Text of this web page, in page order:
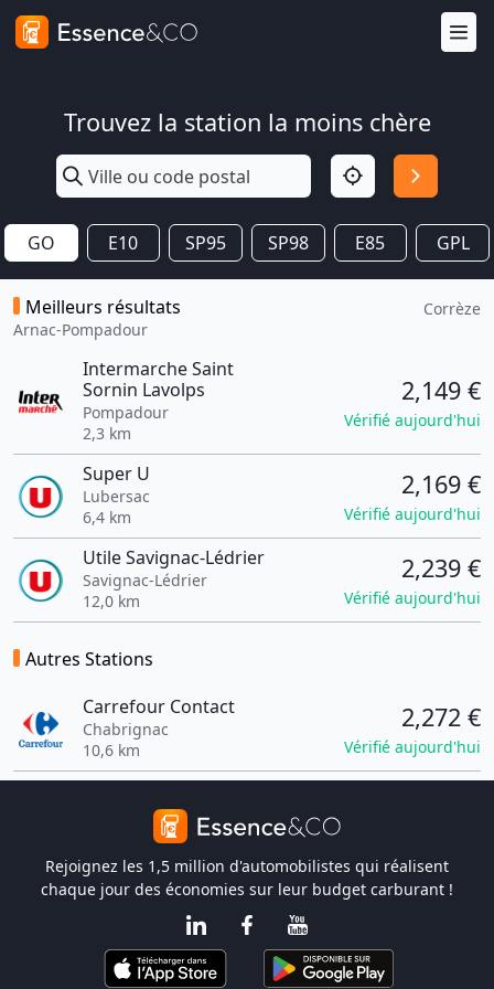
Trouvez la station la moins chère
GO E10 SP95 SP98 E85 GPL
Meilleurs résultats
Arnac-Pompadour
Corrèze
Intermarche Saint
Sornin Lavolps
Pompadour
2,3 km
2,149 €
Vérifié aujourd'hui
Super U
Lubersac
6,4 km
2,169 €
Vérifié aujourd'hui
Utile Savignac-Lédrier
Savignac-Lédrier
12,0 km
2,239 €
Vérifié aujourd'hui
Autres Stations
Carrefour Contact
Chabrignac
10,6 km
2,272 €
Vérifié aujourd'hui
Rejoignez les 1,5 million d'automobilistes qui réalisent
chaque jour des économies sur leur budget carburant !